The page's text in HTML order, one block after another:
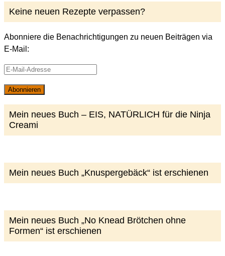
Keine neuen Rezepte verpassen?
Abonniere die Benachrichtigungen zu neuen Beiträgen via
E-Mail:
E-
Adresse
Abonnieren
Mein neues Buch – EIS, NATÜRLICH für die Ninja
Creami
Mein neues Buch „Knuspergebäck“ ist erschienen
Mein neues Buch „No Knead Brötchen ohne
Formen“ ist erschienen